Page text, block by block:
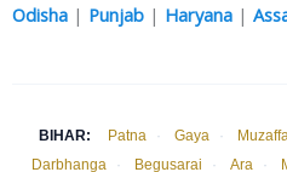
Odisha | Punjab | Haryana |
BIHAR: Patna · Gaya ·
Darbhanga
· Begusarai · Ara ·